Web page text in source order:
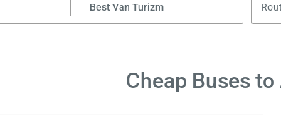
Best Van Turizm
Cheap Buses